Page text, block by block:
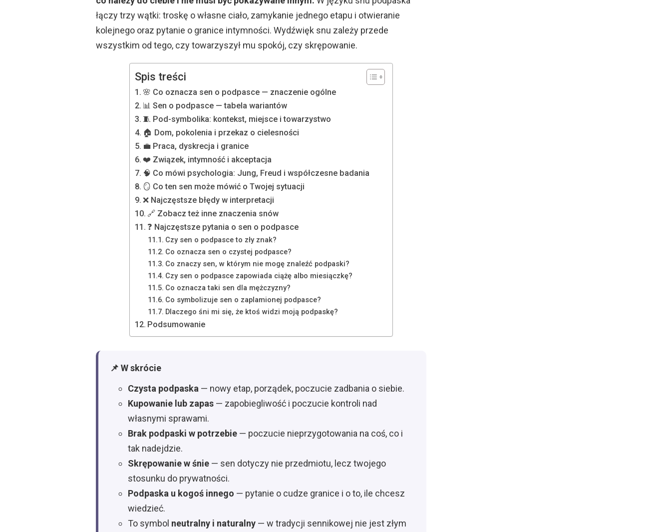
łączy trzy wątki: troskę o własne ciało, zamykanie jednego etapu i otwieranie
kolejnego oraz pytanie o granice intymności. Wydźwięk snu zależy przede
wszystkim od tego, czy towarzyszył mu spokój, czy skrępowanie.
Spis treści
🌸 Co oznacza sen o podpasce — znaczenie ogólne
📊 Sen o podpasce — tabela wariantów
🧵 Pod-symbolika: kontekst, miejsce i towarzystwo
🏠 Dom, pokolenia i przekaz o cielesności
💼 Praca, dyskrecja i granice
❤️ Związek, intymność i akceptacja
🧠 Co mówi psychologia: Jung, Freud i współczesne badania
🪞 Co ten sen może mówić o Twojej sytuacji
❌ Najczęstsze błędy w interpretacji
🔗 Zobacz też inne znaczenia snów
❓ Najczęstsze pytania o sen o podpasce
Czy sen o podpasce to zły znak?
Co oznacza sen o czystej podpasce?
Co znaczy sen, w którym nie mogę znaleźć podpaski?
Czy sen o podpasce zapowiada ciążę albo miesiączkę?
Co oznacza taki sen dla mężczyzny?
Co symbolizuje sen o zaplamionej podpasce?
Dlaczego śni mi się, że ktoś widzi moją podpaskę?
Podsumowanie
📌 W skrócie
Czysta podpaska — nowy etap, porządek, poczucie zadbania o siebie.
Kupowanie lub zapas — zapobiegliwość i poczucie kontroli nad
własnymi sprawami.
Brak podpaski w potrzebie — poczucie nieprzygotowania na coś, co i
tak nadejdzie.
Skrępowanie w śnie — sen dotyczy nie przedmiotu, lecz twojego
stosunku do prywatności.
Podpaska u kogoś innego — pytanie o cudze granice i o to, ile chcesz
wiedzieć.
To symbol neutralny i naturalny — w tradycji sennikowej nie jest złym